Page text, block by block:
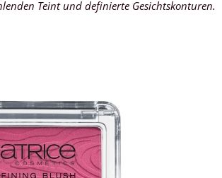
Teint und definierte Gesichtskonturen.